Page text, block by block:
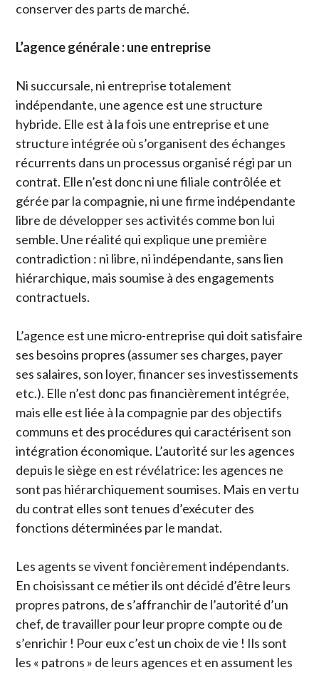
conserver des parts de marché.
L’agence générale : une entreprise
Ni succursale, ni entreprise totalement
indépendante, une agence est une structure
hybride. Elle est à la fois une entreprise et une
structure intégrée où s’organisent des échanges
récurrents dans un processus organisé régi par un
contrat. Elle n’est donc ni une filiale contrôlée et
gérée par la compagnie, ni une firme indépendante
libre de développer ses activités comme bon lui
semble. Une réalité qui explique une première
contradiction : ni libre, ni indépendante, sans lien
hiérarchique, mais soumise à des engagements
contractuels.
L’agence est une micro-entreprise qui doit satisfaire
ses besoins propres (assumer ses charges, payer
ses salaires, son loyer, financer ses investissements
etc.). Elle n’est donc pas financièrement intégrée,
mais elle est liée à la compagnie par des objectifs
communs et des procédures qui caractérisent son
intégration économique. L’autorité sur les agences
depuis le siège en est révélatrice: les agences ne
sont pas hiérarchiquement soumises. Mais en vertu
du contrat elles sont tenues d’exécuter des
fonctions déterminées par le mandat.
Les agents se vivent foncièrement indépendants.
En choisissant ce métier ils ont décidé d’être leurs
propres patrons, de s’affranchir de l’autorité d’un
chef, de travailler pour leur propre compte ou de
s’enrichir ! Pour eux c’est un choix de vie ! Ils sont
les « patrons » de leurs agences et en assument les